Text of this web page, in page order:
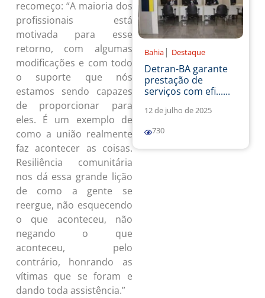
recomeço: “A maioria dos
profissionais está
motivada para esse
retorno, com algumas
modificações e com todo
o suporte que nós
estamos sendo capazes
de proporcionar para
eles. É um exemplo de
como a união realmente
faz acontecer as coisas.
Resiliência comunitária
nos dá essa grande lição
de como a gente se
reergue, não esquecendo
o que aconteceu, não
negando o que
aconteceu, pelo
contrário, honrando as
vítimas que se foram e
dando toda assistência.”
Bahia | Destaque
Detran-BA garante
prestação de
serviços com efi......
12 de julho de 2025
730